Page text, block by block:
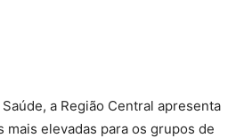
a Região Central apresenta
mais elevadas para os grupos de